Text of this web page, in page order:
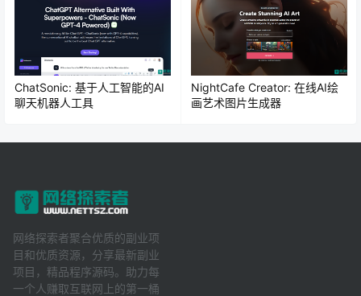
ChatSonic: 基于人工智能的AI
聊天机器人工具
NightCafe Creator: 在线AI绘
画艺术图片生成器
网络探索者聚合优质的副业项
目和优质资源，分享最新副业
项目，精品程序源码。助力每
一个人赚取互联网上的第一桶